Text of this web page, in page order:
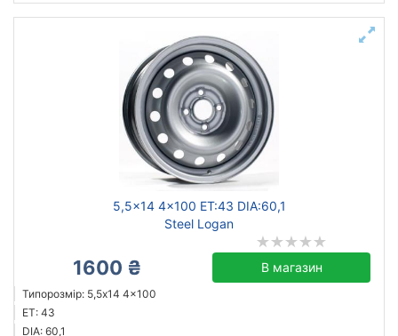
5,5x14 4x100 ET:43 DIA:60,1
Steel Logan
1600 ₴ В магазин
Типорозмір: 5,5x14 4x100
ET: 43
DIA: 60,1